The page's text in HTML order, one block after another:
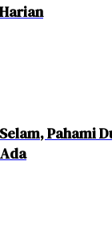
Pahami